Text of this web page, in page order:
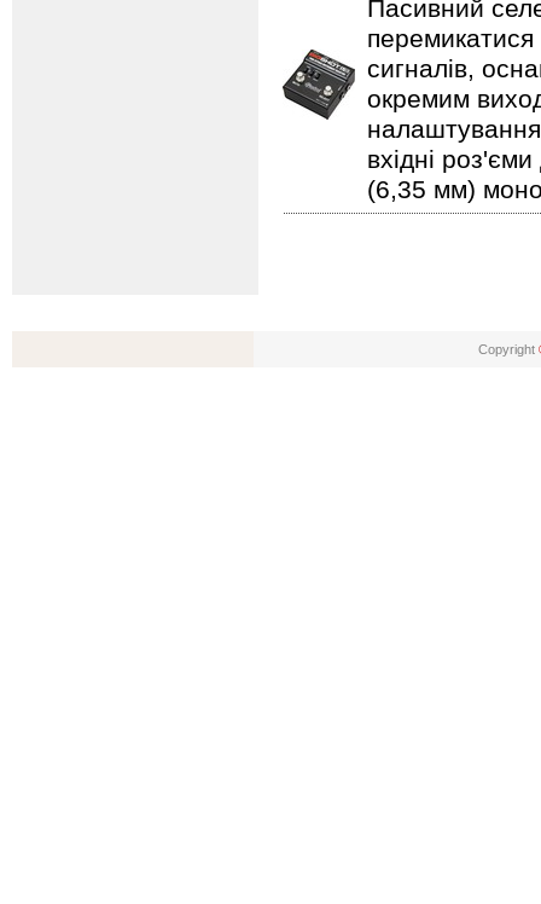
Пасивний
сигналів,
окремим
вхідні
(6,35 мм)
Copyright